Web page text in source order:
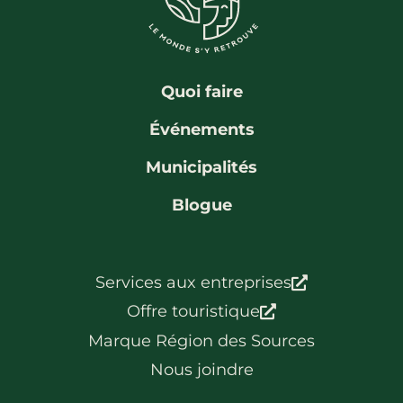
Bénévolat
Communauté d’affaires
Travailleurs autonomes
Coups de cœur
Pédalez!
Blogue
Quoi faire
Événements
Municipalités
Blogue
Services aux entreprises
Offre touristique
Marque Région des Sources
Nous joindre